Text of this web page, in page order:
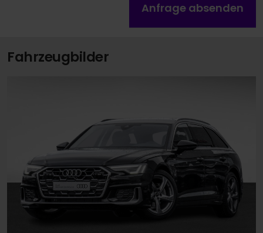
Anfrage absenden
Fahrzeugbilder